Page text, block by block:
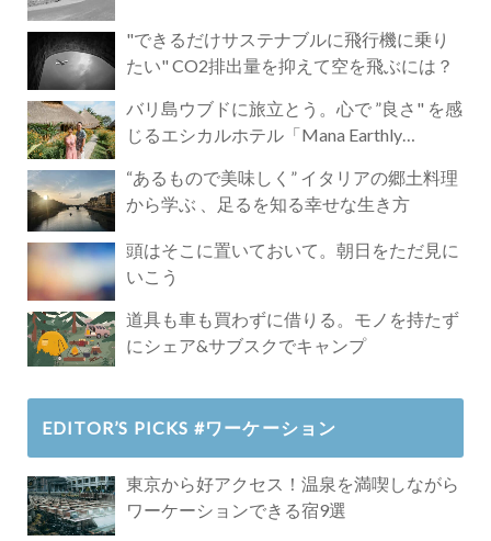
"できるだけサステナブルに飛行機に乗り
たい" CO2排出量を抑えて空を飛ぶには？
バリ島ウブドに旅立とう。心で ”良さ" を感
じるエシカルホテル「Mana Earthly
“あるもので美味しく” イタリアの郷土料理
から学ぶ 、足るを知る幸せな生き方
頭はそこに置いておいて。朝日をただ見に
いこう
道具も車も買わずに借りる。モノを持たず
にシェア&サブスクでキャンプ
EDITOR’S PICKS #ワーケーション
東京から好アクセス！温泉を満喫しながら
ワーケーションできる宿9選